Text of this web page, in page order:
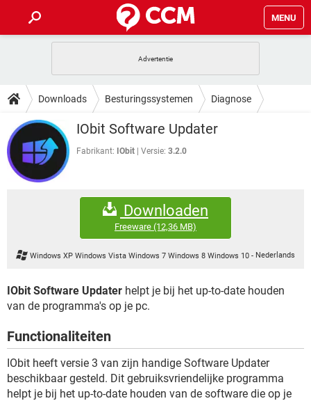
MENU
INSTAGRAM WINDOWS 10
NETFLIX CORONAVIRUS
GRATIS SNAPCHAT
TIKTOK
HOW-TO
VIDEOBELLEN
INSTAGRAM WINDOWS 10
NETFLIX
DOWNLOADS
VIDEOBELLEN GAMES
INSTAGRAM
CORONAVIRUS
SNAPCHAT
FORUM
WINDOWS 10
CORONAVIRUS
GRATIS SNAPCHAT
GAMES
GRATIS SNAPCHAT
Downloads Besturingssystemen Diagnose
IObit Software Updater
Fabrikant: IObit Versie: 3.2.0
Downloaden
Freeware (12,36 MB)
Windows XP Windows Vista Windows 7 Windows 8 Windows 10- Nederlands
IObit Software Updater helpt je bij het up-to-date houden
van de programma's op je pc.
Functionaliteiten
IObit heeft versie 3 van zijn handige Software Updater
beschikbaar gesteld. Dit gebruiksvriendelijke programma
helpt je bij het up-to-date houden van de software die op je